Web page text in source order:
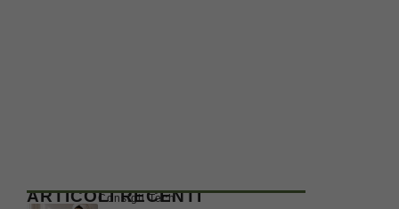
ARTICOLI RECENTI
Consigli Tech